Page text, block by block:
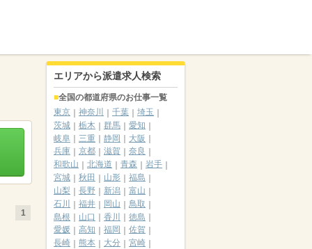
1
エリアから派遣求人検索
全国の都道府県のお仕事一覧
東京
神奈川 千葉
埼玉
茨城
栃木 群馬
愛知
岐阜
三重 静岡
大阪
兵庫
京都 滋賀
奈良
和歌山
北海道 青森
岩手
宮城
秋田 山形
福島
山梨
長野 新潟
富山
石川
福井 岡山
鳥取
島根
山口 香川
徳島
愛媛
高知 福岡
佐賀
長崎
熊本 大分
宮崎